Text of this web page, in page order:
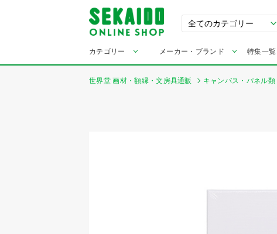
カテゴリー メーカー・ブランド 特集一覧
世界堂 画材・額縁・文房具通販 キャンバス・パネル類